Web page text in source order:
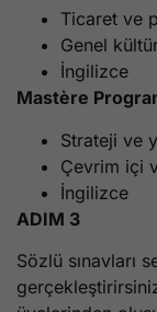
Ticaret ve
Genel
İngilizce
Mastère
Strateji ve
Çevrim içi
İngilizce
ADIM 3
Sözlü sınavları